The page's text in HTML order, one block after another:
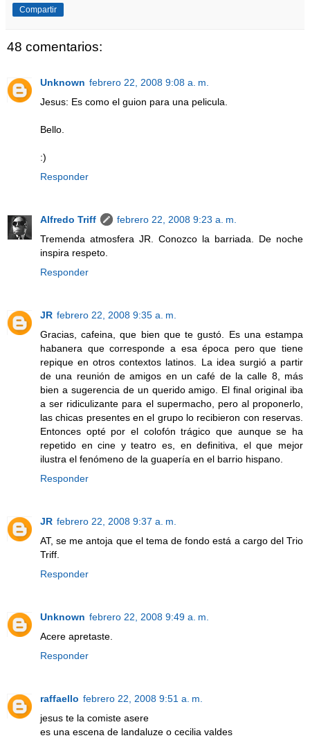
Compartir
48 comentarios:
Unknown febrero 22, 2008 9:08 a. m.
Jesus: Es como el guion para una pelicula.
Bello.
:)
Responder
Alfredo Triff
febrero 22, 2008 9:23 a. m.
Tremenda atmosfera JR. Conozco la barriada. De noche
inspira respeto.
Responder
JR febrero 22, 2008 9:35 a. m.
Gracias, cafeina, que bien que te gustó. Es una estampa
habanera que corresponde a esa época pero que tiene
repique en otros contextos latinos. La idea surgió a partir
de una reunión de amigos en un café de la calle 8, más
bien a sugerencia de un querido amigo. El final original iba
a ser ridiculizante para el supermacho, pero al proponerlo,
las chicas presentes en el grupo lo recibieron con reservas.
Entonces opté por el colofón trágico que aunque se ha
repetido en cine y teatro es, en definitiva, el que mejor
ilustra el fenómeno de la guapería en el barrio hispano.
Responder
JR febrero 22, 2008 9:37 a. m.
AT, se me antoja que el tema de fondo está a cargo del Trio
Triff.
Responder
Unknown febrero 22, 2008 9:49 a. m.
Acere apretaste.
Responder
raffaello febrero 22, 2008 9:51 a. m.
jesus te la comiste asere
es una escena de landaluze o cecilia valdes